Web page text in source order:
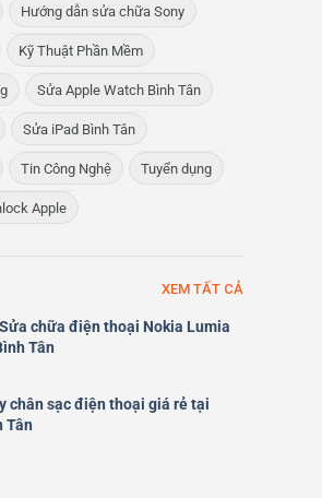
Hướng dẫn sửa chữa Sony
Kỹ Thuật Phần Mềm
Sửa Apple Watch Bình Tân
Sửa iPad Bình Tân
Tin Công Nghệ Tuyển dụng
Apple
XEM TẤT CẢ
chữa điện thoại Nokia Lumia
Tân
chân sạc điện thoại giá rẻ tại
Tân